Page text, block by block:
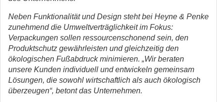
Neben Funktionalität und Design steht bei Heyne & Penke
zunehmend die Umweltverträglichkeit im Fokus:
Verpackungen sollen ressourcenschonend sein, den
Produktschutz gewährleisten und gleichzeitig den
ökologischen Fußabdruck minimieren. „Wir beraten
unsere Kunden individuell und entwickeln gemeinsam
Lösungen, die sowohl wirtschaftlich als auch ökologisch
überzeugen“, betont das Unternehmen.